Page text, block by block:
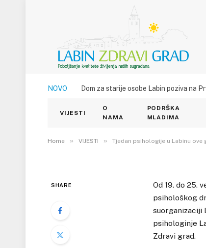
NOVO Dom za starije osobe Labin poziva na
VIJESTI
O
NAMA
PODRŠKA
MLADIMA
Home » VIJESTI » Tjedan psihologije u Labinu
VIJESTI
Tjedan psihologije
raznih aktivnosti
16. VELJAČE 2018. 0VIEWS
SHARE
Od 19. do 25.
psihološkog
suorganizaciji
psihologinje
Zdravi grad.